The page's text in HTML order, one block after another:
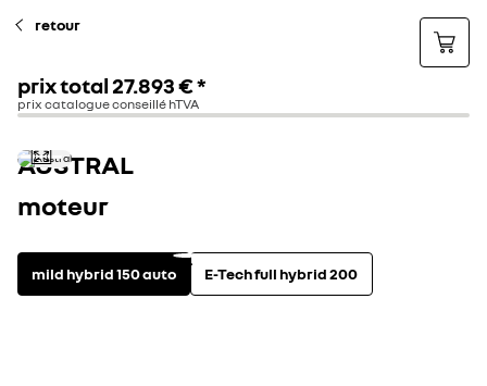
retour
prix total27.893 €*
prix catalogue conseillé hTVA
AUSTRAL
moteur
mild hybrid 150 auto E-Tech full hybrid 200